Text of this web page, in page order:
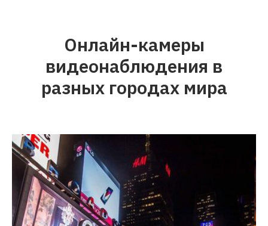
Онлайн-камеры
видеонаблюдения в
разных городах мира